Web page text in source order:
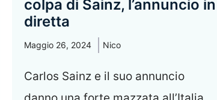
colpa di Sainz, l’annuncio in
diretta
Maggio 26, 2024 Nico
Carlos Sainz e il suo annuncio